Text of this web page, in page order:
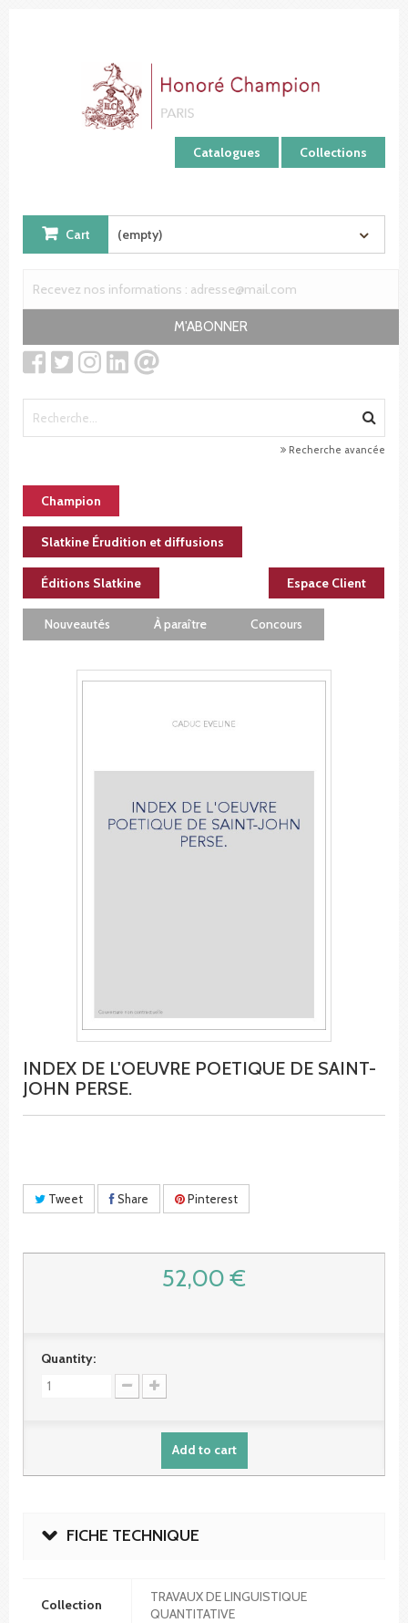
Catalogues Collections
Cart (empty)
M'ABONNER
Recherche avancée
Champion
Slatkine Érudition et diffusions
Éditions Slatkine Espace Client
Nouveautés À paraître Concours
INDEX DE L'OEUVRE POETIQUE DE SAINT-
JOHN PERSE.
Tweet Share Pinterest
52,00 €
Quantity:
Add to cart
FICHE TECHNIQUE
Collection
TRAVAUX DE LINGUISTIQUE
QUANTITATIVE